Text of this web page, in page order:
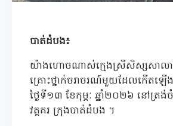
បាត់ដំបង៖
យ៉ាងហោចណាស់ក្មេងស្រីសិស្សសាលា
គ្រោះថ្នាក់ចរាចរណ៍មួយដែលកើតឡ
ថ្ងៃទី១៣ ខែកុម្ភៈ ឆ្ឆ្នាំ២០២៦ នៅត្រ
វត្តគរ ក្រុងបាត់ដំបង ។